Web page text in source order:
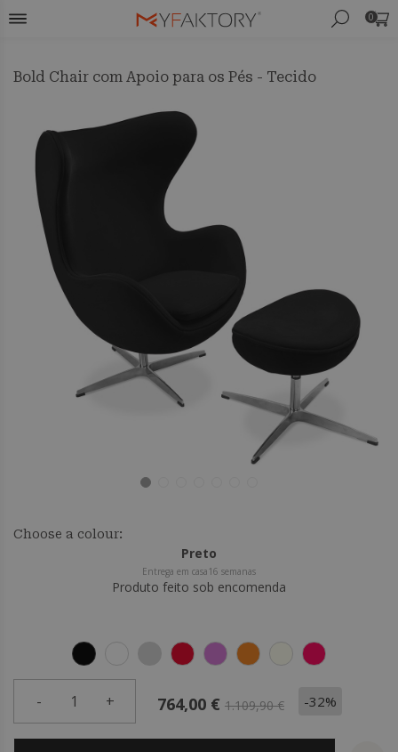
0
Bold Chair com Apoio para os Pés - Tecido
Choose a colour:
Preto
Entrega em casa16 semanas
Produto feito sob encomenda
- 1 + 764,00 € 1.109,90 € -32%